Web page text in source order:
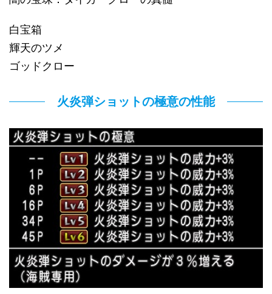
白宝箱
輝天のツメ
ゴッドクロー
火炎弾ショットの極意の性能